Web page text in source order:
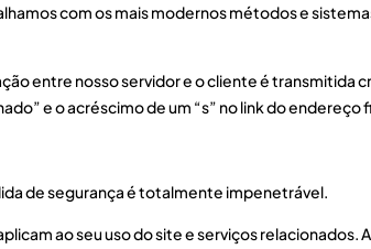
com os mais modernos métodos e
entre nosso servidor e o cliente é
e o acréscimo de um “s” no link do
de segurança é totalmente impenetrável.
ao seu uso do site e serviços relacionados.